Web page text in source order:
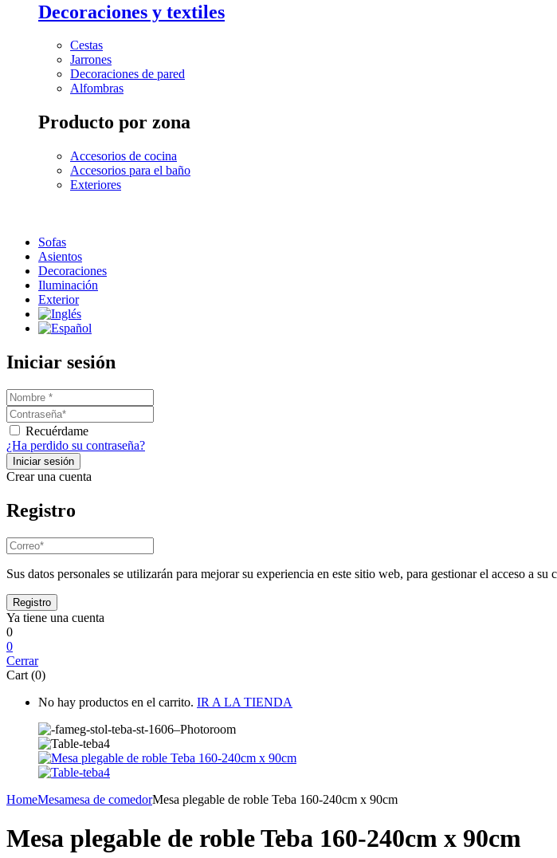
Decoraciones y textiles
Cestas
Jarrones
Decoraciones de pared
Alfombras
Producto por zona
Accesorios de cocina
Accesorios para el baño
Exteriores
Sofas
Asientos
Decoraciones
Iluminación
Exterior
Iniciar sesión
Recuérdame
¿Ha perdido su contraseña?
Crear una cuenta
Registro
Sus datos personales se utilizarán para mejorar su experiencia en este sitio web, para gestionar el acceso a
Ya tiene una cuenta
0
0
Cerrar
Cart (0)
No hay productos en el carrito. IR A LA TIENDA
HomeMesamesa de comedorMesa plegable de roble Teba 160-240cm x 90cm
Mesa plegable de roble Teba 160-240cm x 90cm